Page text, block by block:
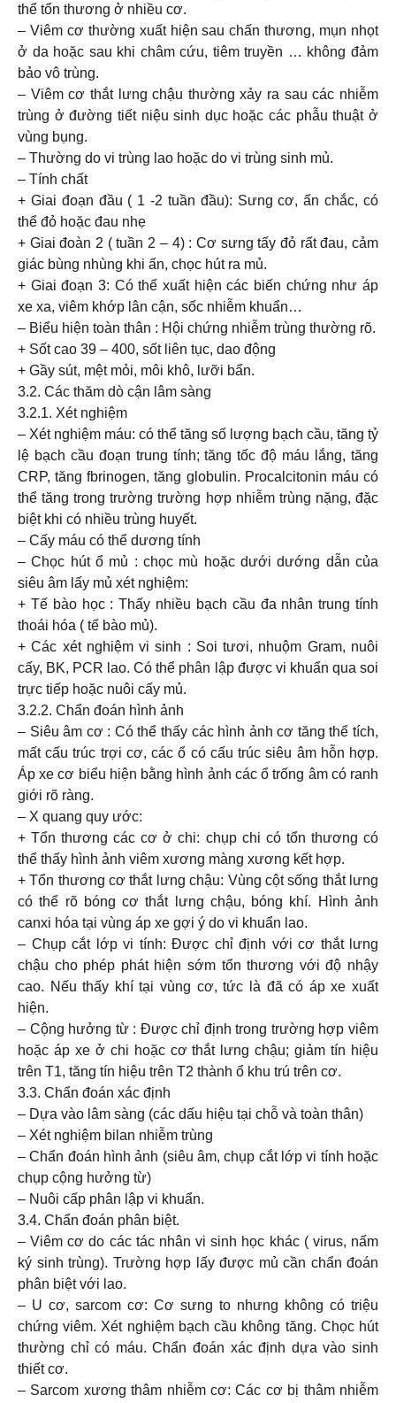
thể tổn thương ở nhiều cơ.
– Viêm cơ thường xuất hiện sau chấn thương, mụn nhọt
ở da hoặc sau khi châm cứu, tiêm truyền … không đảm
bảo vô trùng.
– Viêm cơ thắt lưng chậu thường xảy ra sau các nhiễm
trùng ở đường tiết niệu sinh dục hoặc các phẫu thuật ở
vùng bụng.
– Thường do vi trùng lao hoặc do vi trùng sinh mủ.
– Tính chất
+ Giai đoạn đầu ( 1 -2 tuần đầu): Sưng cơ, ấn chắc, có
thể đỏ hoặc đau nhẹ
+ Giai đoàn 2 ( tuần 2 – 4) : Cơ sưng tấy đỏ rất đau, cảm
giác bùng nhùng khi ấn, chọc hút ra mủ.
+ Giai đoạn 3: Có thể xuất hiện các biến chứng như áp
xe xa, viêm khớp lân cận, sốc nhiễm khuẩn…
– Biểu hiện toàn thân : Hội chứng nhiễm trùng thường rõ.
+ Sốt cao 39 – 400, sốt liên tục, dao động
+ Gầy sút, mệt mỏi, môi khô, lưỡi bẩn.
3.2. Các thăm dò cận lâm sàng
3.2.1. Xét nghiệm
– Xét nghiệm máu: có thể tăng số lượng bạch cầu, tăng tỷ
lệ bạch cầu đoạn trung tính; tăng tốc độ máu lắng, tăng
CRP, tăng fbrinogen, tăng globulin. Procalcitonin máu có
thể tăng trong trường trường hợp nhiễm trùng nặng, đặc
biệt khi có nhiều trùng huyết.
– Cấy máu có thể dương tính
– Chọc hút ổ mủ : chọc mù hoặc dưới dướng dẫn của
siêu âm lấy mủ xét nghiệm:
+ Tế bào học : Thấy nhiều bạch cầu đa nhân trung tính
thoái hóa ( tế bào mủ).
+ Các xét nghiệm vi sinh : Soi tươi, nhuộm Gram, nuôi
cấy, BK, PCR lao. Có thể phân lập được vi khuẩn qua soi
trực tiếp hoặc nuôi cấy mủ.
3.2.2. Chẩn đoán hình ảnh
– Siêu âm cơ : Có thể thấy các hình ảnh cơ tăng thể tích,
mất cấu trúc trợi cơ, các ổ có cấu trúc siêu âm hỗn hợp.
Áp xe cơ biểu hiện bằng hình ảnh các ổ trống âm có ranh
giới rõ ràng.
– X quang quy ước:
+ Tổn thương các cơ ở chi: chụp chi có tổn thương có
thể thấy hình ảnh viêm xương màng xương kết hợp.
+ Tổn thương cơ thắt lưng chậu: Vùng cột sống thắt lưng
có thể rõ bóng cơ thắt lưng chậu, bóng khí. Hình ảnh
canxi hóa tại vùng áp xe gợi ý do vi khuẩn lao.
– Chụp cắt lớp vi tính: Được chỉ định với cơ thắt lưng
chậu cho phép phát hiện sớm tổn thương với độ nhậy
cao. Nếu thấy khí tại vùng cơ, tức là đã có áp xe xuất
hiện.
– Cộng hưởng từ : Được chỉ định trong trường hợp viêm
hoặc áp xe ở chi hoặc cơ thắt lưng chậu; giảm tín hiệu
trên T1, tăng tín hiệu trên T2 thành ổ khu trú trên cơ.
3.3. Chẩn đoán xác định
– Dựa vào lâm sàng (các dấu hiệu tại chỗ và toàn thân)
– Xét nghiệm bilan nhiễm trùng
– Chẩn đoán hình ảnh (siêu âm, chụp cắt lớp vi tính hoặc
chụp cộng hưởng từ)
– Nuôi cấp phân lập vi khuẩn.
3.4. Chẩn đoán phân biệt.
– Viêm cơ do các tác nhân vi sinh học khác ( virus, nấm
ký sinh trùng). Trường hợp lấy được mủ cần chẩn đoán
phân biệt với lao.
– U cơ, sarcom cơ: Cơ sưng to nhưng không có triệu
chứng viêm. Xét nghiệm bạch cầu không tăng. Chọc hút
thường chỉ có máu. Chẩn đoán xác định dựa vào sinh
thiết cơ.
– Sarcom xương thâm nhiễm cơ: Các cơ bị thâm nhiễm